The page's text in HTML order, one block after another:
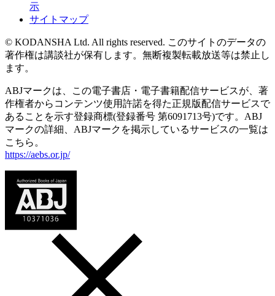
示
サイトマップ
© KODANSHA Ltd. All rights reserved. このサイトのデータの
著作権は講談社が保有します。無断複製転載放送等は禁止し
ます。
ABJマークは、この電子書店・電子書籍配信サービスが、著
作権者からコンテンツ使用許諾を得た正規版配信サービスで
あることを示す登録商標(登録番号 第6091713号)です。ABJ
マークの詳細、ABJマークを掲示しているサービスの一覧は
こちら。
https://aebs.or.jp/